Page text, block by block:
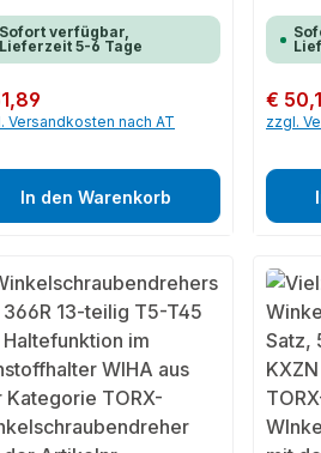
Sofort verfügbar,
Lieferzeit 5-6 Tage
Preis:
Versandkosten nach AT
In den Warenkorb
Regulärer
€
zzgl.